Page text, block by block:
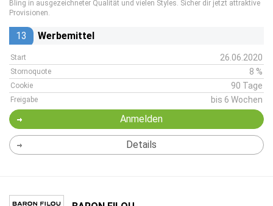
Bling in ausgezeichneter Qualität und vielen Styles. Sicher dir jetzt attraktive
Provisionen.
13 Werbemittel
Start 26.06.2020
Stornoquote 8 %
Cookie 90 Tage
Freigabe bis 6 Wochen
Anmelden
Details